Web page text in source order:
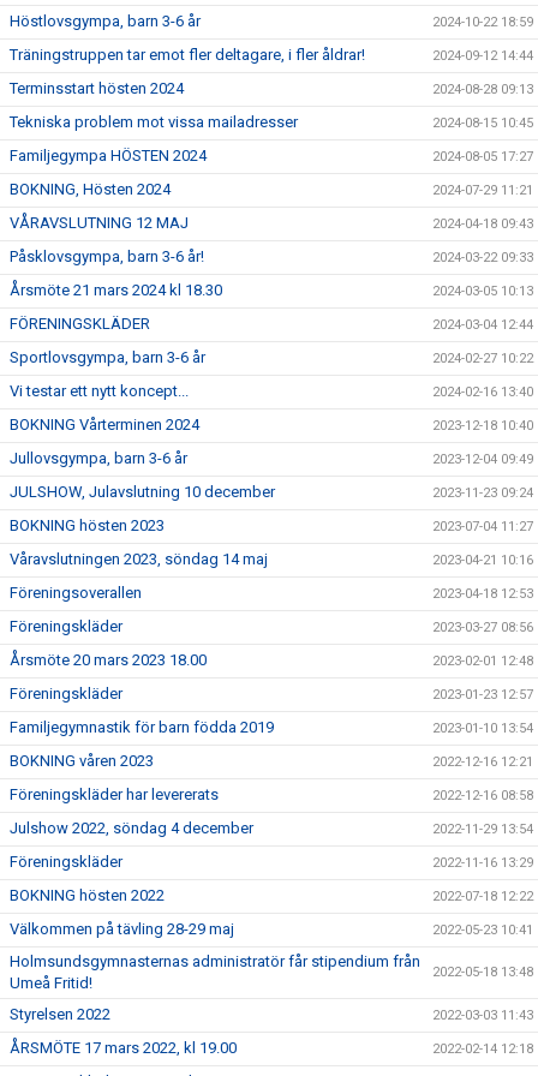
Höstlovsgympa, barn 3-6 år 2024-10-22 18:59
Träningstruppen tar emot fler deltagare, i fler åldrar! 2024-09-12 14:44
Terminsstart hösten 2024 2024-08-28 09:13
Tekniska problem mot vissa mailadresser 2024-08-15 10:45
Familjegympa HÖSTEN 2024 2024-08-05 17:27
BOKNING, Hösten 2024 2024-07-29 11:21
VÅRAVSLUTNING 12 MAJ 2024-04-18 09:43
Påsklovsgympa, barn 3-6 år! 2024-03-22 09:33
Årsmöte 21 mars 2024 kl 18.30 2024-03-05 10:13
FÖRENINGSKLÄDER 2024-03-04 12:44
Sportlovsgympa, barn 3-6 år 2024-02-27 10:22
Vi testar ett nytt koncept... 2024-02-16 13:40
BOKNING Vårterminen 2024 2023-12-18 10:40
Jullovsgympa, barn 3-6 år 2023-12-04 09:49
JULSHOW, Julavslutning 10 december 2023-11-23 09:24
BOKNING hösten 2023 2023-07-04 11:27
Våravslutningen 2023, söndag 14 maj 2023-04-21 10:16
Föreningsoverallen 2023-04-18 12:53
Föreningskläder 2023-03-27 08:56
Årsmöte 20 mars 2023 18.00 2023-02-01 12:48
Föreningskläder 2023-01-23 12:57
Familjegymnastik för barn födda 2019 2023-01-10 13:54
BOKNING våren 2023 2022-12-16 12:21
Föreningskläder har levererats 2022-12-16 08:58
Julshow 2022, söndag 4 december 2022-11-29 13:54
Föreningskläder 2022-11-16 13:29
BOKNING hösten 2022 2022-07-18 12:22
Välkommen på tävling 28-29 maj 2022-05-23 10:41
Holmsundsgymnasternas administratör får stipendium från
Umeå Fritid!
2022-05-18 13:48
Styrelsen 2022 2022-03-03 11:43
ÅRSMÖTE 17 mars 2022, kl 19.00 2022-02-14 12:18